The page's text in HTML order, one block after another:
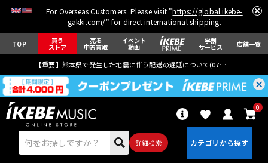
For Overseas Customers: Please visit "https://global.ikebe-
gakki.com/" for direct international shipping.
TOP 買う
ストア
売る
中古買取
イベント
動画
学割
サービス 店舗一覧
【重要】熊本県で発生した地震に伴う配送の遅延について(07月29日
詳細検索
0